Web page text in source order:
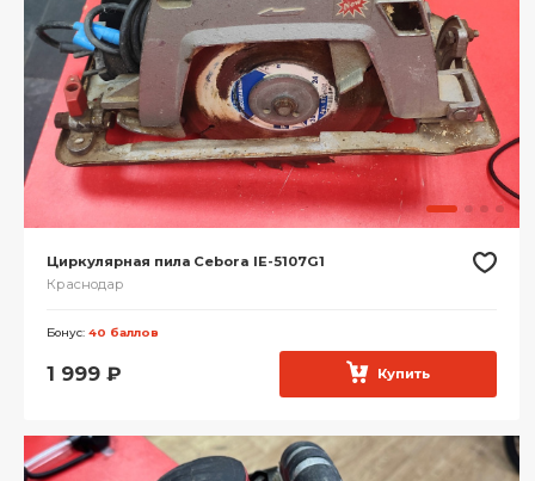
Циркулярная пила Cebora IE-5107G1
Краснодар
Бонус: 40 баллов
1 999 ₽ Купить